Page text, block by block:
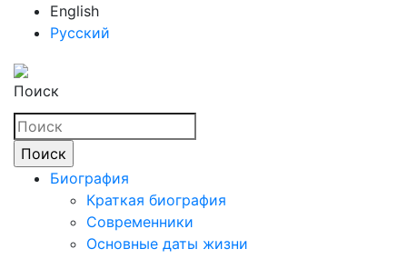
English
Русский
Поиск
Биография
Краткая биография
Современники
Основные даты жизни